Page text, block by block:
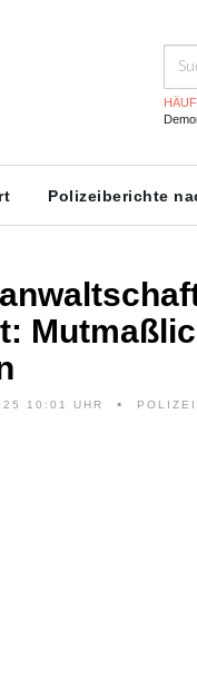
Polizeiberichte
10:01 UHR